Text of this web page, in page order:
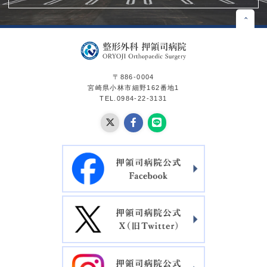
〒886-0004
宮崎県小林市細野162番地1
TEL.0984-22-3131